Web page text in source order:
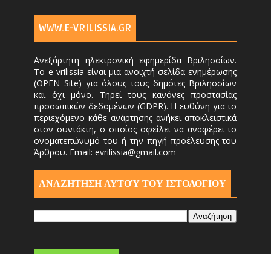
WWW.E-VRILISSIA.GR
Ανεξάρτητη ηλεκτρονική εφημερίδα Βριλησσίων.
Το e-vrilissia είναι μια ανοιχτή σελίδα ενημέρωσης
(OPEN Site) για όλους τους δημότες Βριλησσίων
και όχι μόνο. Τηρεί τους κανόνες προστασίας
προσωπικών δεδομένων (GDPR). Η ευθύνη για το
περιεχόμενο κάθε ανάρτησης ανήκει αποκλειστικά
στον συντάκτη, ο οποίος οφείλει να αναφέρει το
ονοματεπώνυμό του ή την πηγή προέλευσης του
Άρθρου. Email: evrilissia@gmail.com
ΑΝΑΖΗΤΗΣΗ ΑΥΤΟΎ ΤΟΥ ΙΣΤΟΛΟΓΙΟΥ